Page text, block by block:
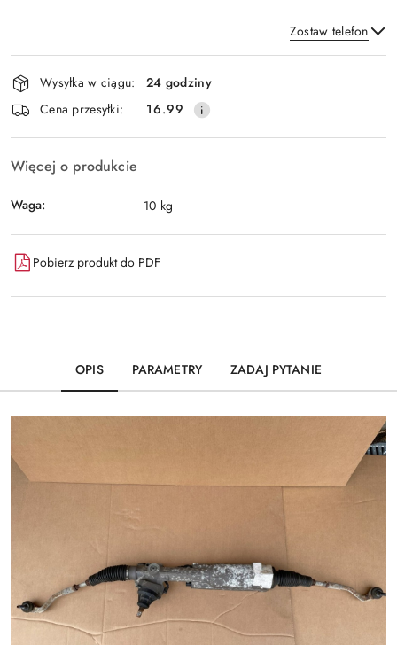
Zostaw telefon
Wyślij
Dostępność
i
dostawa
Wysyłka w ciągu:
24 godziny
Cena przesyłki:
16.99
Więcej o produkcie
Waga: 10 kg
Pobierz produkt do PDF
OPIS PARAMETRY ZADAJ PYTANIE